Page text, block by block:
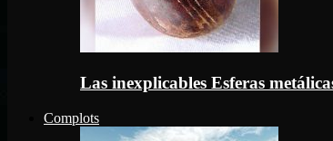
Las inexplicables Esferas
Complots